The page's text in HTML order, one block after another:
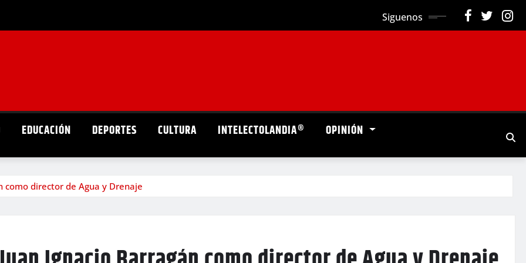
Siguenos
EDUCACIÓN DEPORTES CULTURA INTELECTOLANDIA® OPINIÓN
como director de Agua y Drenaje